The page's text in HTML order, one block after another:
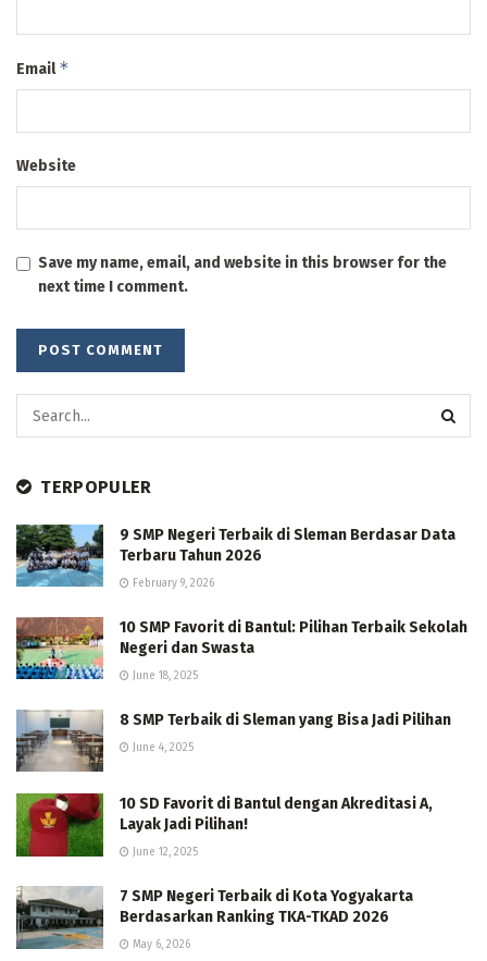
Email*
Website
Save my name, email, and website in this browser for the
next time I comment.
TERPOPULER
9 SMP Negeri Terbaik di Sleman Berdasar Data
Terbaru Tahun 2026
February 9, 2026
10 SMP Favorit di Bantul: Pilihan Terbaik Sekolah
Negeri dan Swasta
June 18, 2025
8 SMP Terbaik di Sleman yang Bisa Jadi Pilihan
June 4, 2025
10 SD Favorit di Bantul dengan Akreditasi A,
Layak Jadi Pilihan!
June 12, 2025
7 SMP Negeri Terbaik di Kota Yogyakarta
Berdasarkan Ranking TKA-TKAD 2026
May 6, 2026